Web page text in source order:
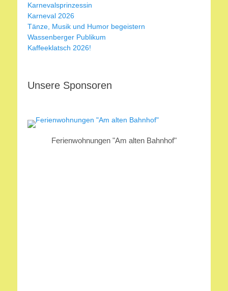
Karnevalsprinzessin
Karneval 2026
Tänze, Musik und Humor begeistern
Wassenberger Publikum
Kaffeeklatsch 2026!
Unsere Sponsoren
Ferienwohnungen "Am alten Bahnhof"